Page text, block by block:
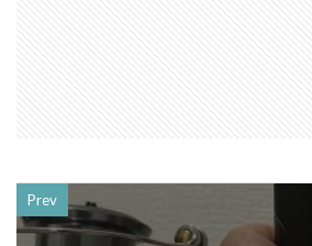
Prev